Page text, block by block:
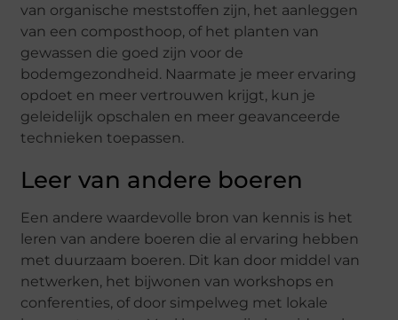
van organische meststoffen zijn, het aanleggen
van een composthoop, of het planten van
gewassen die goed zijn voor de
bodemgezondheid. Naarmate je meer ervaring
opdoet en meer vertrouwen krijgt, kun je
geleidelijk opschalen en meer geavanceerde
technieken toepassen.
Leer van andere boeren
Een andere waardevolle bron van kennis is het
leren van andere boeren die al ervaring hebben
met duurzaam boeren. Dit kan door middel van
netwerken, het bijwonen van workshops en
conferenties, of door simpelweg met lokale